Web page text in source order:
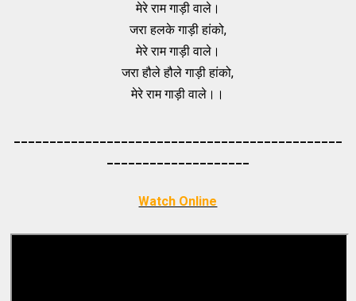
मेरे राम गाड़ी वाले।
जरा हलके गाड़ी हांको,
मेरे राम गाड़ी वाले।
जरा हौले हौले गाड़ी हांको,
मेरे राम गाड़ी वाले।।
Watch Online